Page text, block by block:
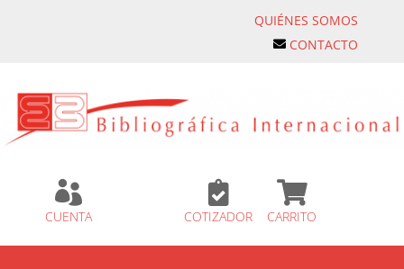
QUIÉNES SOMOS
CONTACTO

CUENTA

COTIZADOR

CARRITO